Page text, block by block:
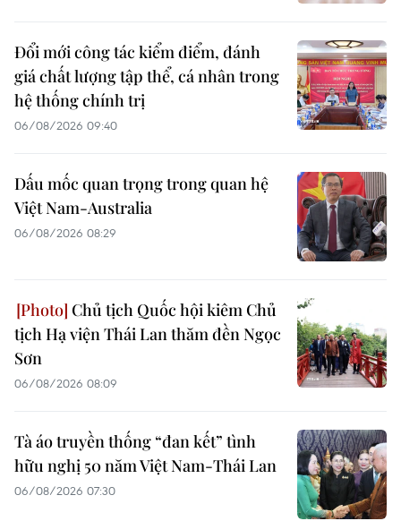
Đổi mới công tác kiểm điểm, đánh
giá chất lượng tập thể, cá nhân trong
hệ thống chính trị
06/08/2026 09:40
Dấu mốc quan trọng trong quan hệ
Việt Nam-Australia
06/08/2026 08:29
Chủ tịch Quốc hội kiêm Chủ
tịch Hạ viện Thái Lan thăm đền Ngọc
Sơn
06/08/2026 08:09
Tà áo truyền thống “đan kết” tình
hữu nghị 50 năm Việt Nam-Thái Lan
06/08/2026 07:30